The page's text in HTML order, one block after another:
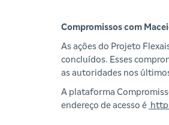
Compromissos com
As ações do Projeto
concluídos. Esses
as autoridades nos
A plataforma
endereço de acesso é